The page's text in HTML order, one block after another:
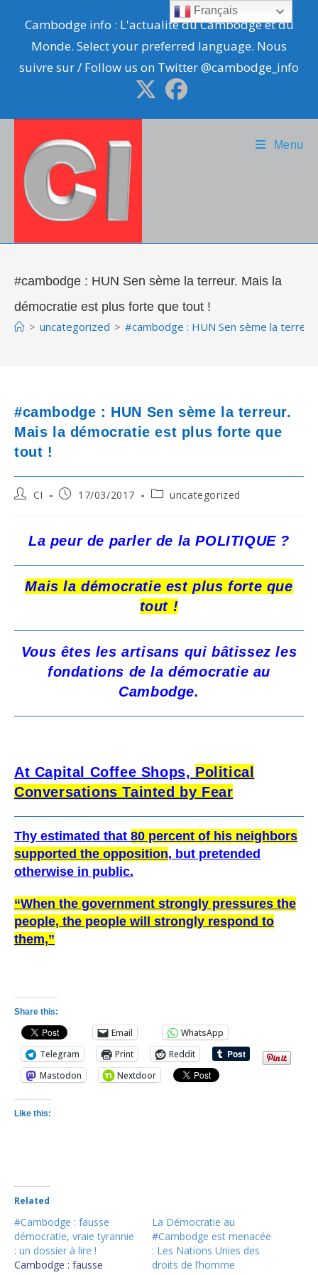
content
Cambodge info : L'actualité du Cambodge et du
Monde. Select your preferred language. Nous
suivre sur / Follow us on Twitter @cambodge_info
Menu
#cambodge : HUN Sen sème la terreur. Mais la
démocratie est plus forte que tout !
> uncategorized > #cambodge : HUN Sen sème la
#cambodge : HUN Sen sème la terreur.
Mais la démocratie est plus forte que
tout !
PostCI
Post17/03/2017
Postuncategorized
La peur de parler de la POLITIQUE ?
Mais la démocratie est plus forte que
tout !
Vous êtes les artisans qui bâtissez les
fondations de la démocratie au
Cambodge.
At Capital Coffee Shops, Political
Conversations Tainted by Fear
Thy estimated that 80 percent of his neighbors
supported the opposition, but pretended
otherwise in public.
“When the government strongly pressures the
people, the people will strongly respond to
them,”
Share this:
Email
WhatsApp
Telegram
Print
Reddit
Mastodon
Nextdoor
Like this:
Related
#Cambodge : fausse
démocratie, vraie tyrannie
: un dossier à lire !
Cambodge : fausse
La Démocratie au
#Cambodge est menacée
: Les Nations Unies des
droits de l’homme
Français